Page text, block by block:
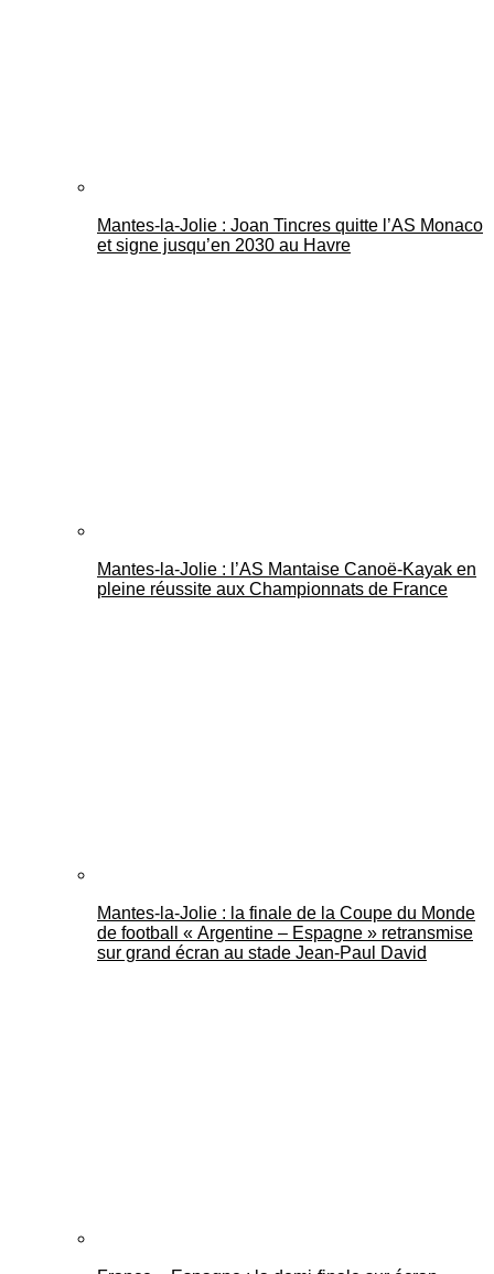
Mantes-la-Jolie : Joan Tincres quitte l’AS Monaco
et signe jusqu’en 2030 au Havre
Mantes-la-Jolie : l’AS Mantaise Canoë‑Kayak en
pleine réussite aux Championnats de France
Mantes-la-Jolie : la finale de la Coupe du Monde
de football « Argentine – Espagne » retransmise
sur grand écran au stade Jean-Paul David